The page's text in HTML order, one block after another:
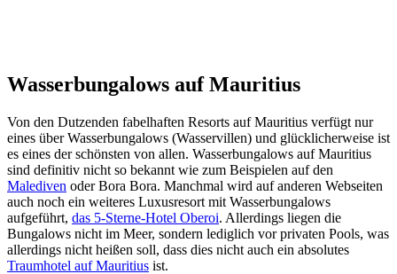
Wasserbungalows auf Mauritius
Von den Dutzenden fabelhaften Resorts auf Mauritius verfügt nur
eines über Wasserbungalows (Wasservillen) und glücklicherweise ist
es eines der schönsten von allen. Wasserbungalows auf Mauritius
sind definitiv nicht so bekannt wie zum Beispielen auf den
Malediven oder Bora Bora. Manchmal wird auf anderen Webseiten
auch noch ein weiteres Luxusresort mit Wasserbungalows
aufgeführt, das 5-Sterne-Hotel Oberoi. Allerdings liegen die
Bungalows nicht im Meer, sondern lediglich vor privaten Pools, was
allerdings nicht heißen soll, dass dies nicht auch ein absolutes
Traumhotel auf Mauritius ist.